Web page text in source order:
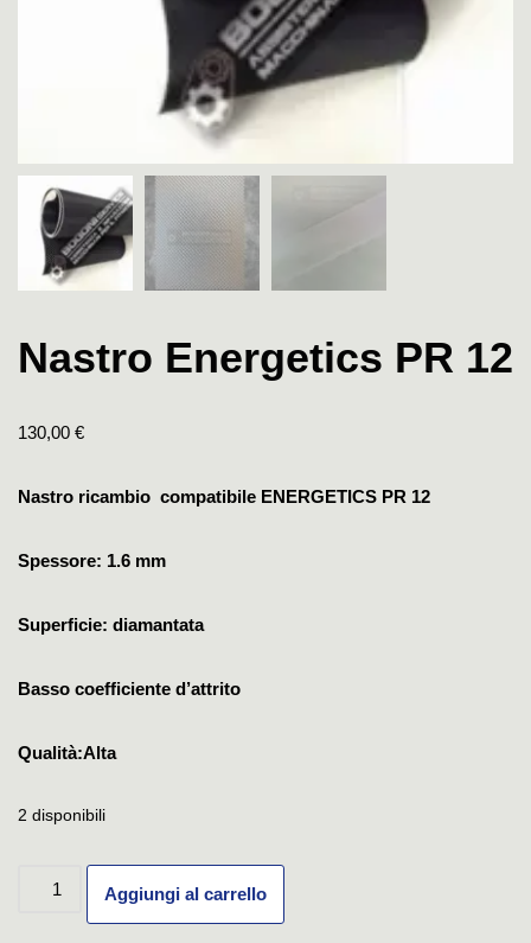
Nastro Energetics PR 12
130,00 €
Nastro ricambio compatibile ENERGETICS PR 12
Spessore: 1.6 mm
Superficie: diamantata
Basso coefficiente d’attrito
Qualità:Alta
2 disponibili
Aggiungi al carrello